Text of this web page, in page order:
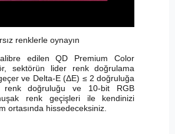
renklerle oynayın
edilen QD Premium Color
sektörün lider renk doğrulama
ve Delta-E (ΔE) ≤ 2 doğruluğa
renk doğruluğu ve 10-bit RGB
renk geçişleri ile kendinizi
ortasında hissedeceksiniz.